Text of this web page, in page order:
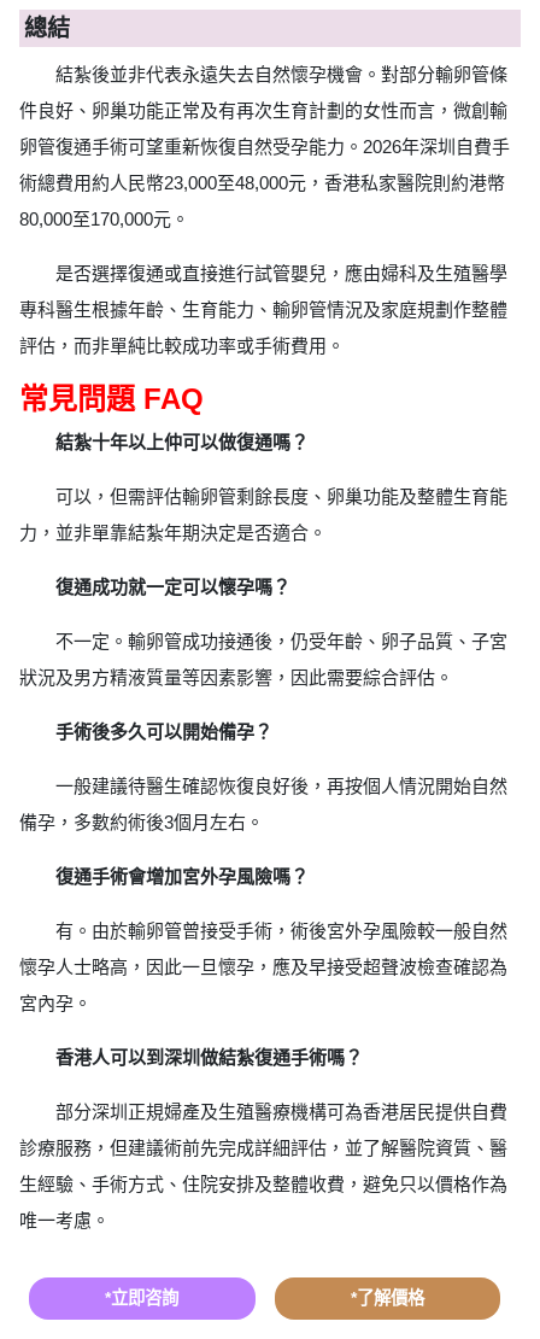
總結
結紮後並非代表永遠失去自然懷孕機會。對部分輸卵管條
件良好、卵巢功能正常及有再次生育計劃的女性而言，微創輸
卵管復通手術可望重新恢復自然受孕能力。2026年深圳自費手
術總費用約人民幣23,000至48,000元，香港私家醫院則約港幣
80,000至170,000元。
是否選擇復通或直接進行試管嬰兒，應由婦科及生殖醫學
專科醫生根據年齡、生育能力、輸卵管情況及家庭規劃作整體
評估，而非單純比較成功率或手術費用。
常見問題 FAQ
結紮十年以上仲可以做復通嗎？
可以，但需評估輸卵管剩餘長度、卵巢功能及整體生育能
力，並非單靠結紮年期決定是否適合。
復通成功就一定可以懷孕嗎？
不一定。輸卵管成功接通後，仍受年齡、卵子品質、子宮
狀況及男方精液質量等因素影響，因此需要綜合評估。
手術後多久可以開始備孕？
一般建議待醫生確認恢復良好後，再按個人情況開始自然
備孕，多數約術後3個月左右。
復通手術會增加宮外孕風險嗎？
有。由於輸卵管曾接受手術，術後宮外孕風險較一般自然
懷孕人士略高，因此一旦懷孕，應及早接受超聲波檢查確認為
宮內孕。
香港人可以到深圳做結紮復通手術嗎？
部分深圳正規婦產及生殖醫療機構可為香港居民提供自費
診療服務，但建議術前先完成詳細評估，並了解醫院資質、醫
生經驗、手術方式、住院安排及整體收費，避免只以價格作為
唯一考慮。
*立即咨詢 *了解價格